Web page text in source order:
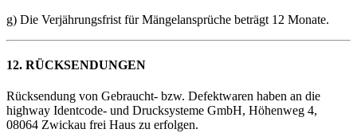
g) Die Verjährungsfrist für Mängelansprüche beträgt 12 Monate.
12. RÜCKSENDUNGEN
Rücksendung von Gebraucht- bzw. Defektwaren haben an die
highway Identcode- und Drucksysteme GmbH, Höhenweg 4,
08064 Zwickau frei Haus zu erfolgen.